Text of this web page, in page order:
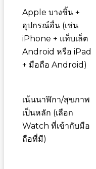
Apple บางชิ้น +
อุปกรณ์อื่น (เช่น
iPhone + แท็บเล็ต
Android หรือ iPad
+ มือถือ Android)
เน้นนาฬิกา/สุขภาพ
เป็นหลัก (เลือก
Watch ที่เข้ากับมือ
ถือที่มี)